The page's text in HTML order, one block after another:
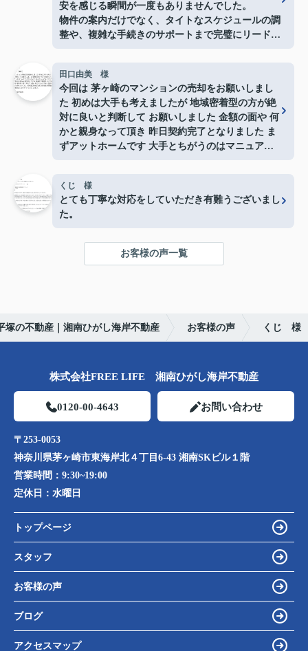
安を感じる瞬間が一度もありませんでした。
物件の案内だけでなく、タイトなスケジュールの調
整や、複雑な手続きのサポートまで完璧にリードし
しっかり説明していただけたので、大きな買い物で
すが終始安心して手続きを進めることができまし
た。
本当にありがとうございました！
田口由美 様
今回は 茅ヶ崎のマンションの売却をお願いしまし
た 初めは大手も考えましたが 地域密着型の方が絶
対に良いと判断して お願いしました 金額の面や 何
かと親身なって頂き 昨日契約完了となりました ま
ずアットホームです 大手とちがうのはマニュアル
良かったとしか思ってないです。事務所も 湘南ぽ
い感じのとても良い感じでした つねに店長さんに
相談し対応して頂き何の不安もありませんでした。
します 東海岸不動産の皆様本当にありがとうござ
いました。
くじ 様
とても丁寧な対応をしていただき有難うございまし
た。
お客様の声一覧
塚の不動産｜湘南ひがし海岸不動産 お客様の声 くじ 様
株式会社FREE LIFE 湘南ひがし海岸不動産
0120-00-4643 お問い合わせ
〒253-0053
神奈川県茅ヶ崎市東海岸北４丁目6-43 湘南SKビル１階
営業時間： 9:30~19:00
定休日： 水曜日
トップページ
スタッフ
お客様の声
ブログ
アクセスマップ